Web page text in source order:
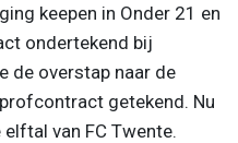
keepen in Onder 21 en
ondertekend bij
de overstap naar de
getekend. Nu
van FC Twente.